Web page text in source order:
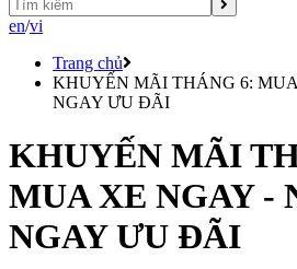
en/vi
Trang chủ
KHUYẾN MÃI THÁNG 6:
NGAY ƯU ĐÃI
KHUYẾN MÃI
MUA XE NGAY -
NGAY ƯU ĐÃI